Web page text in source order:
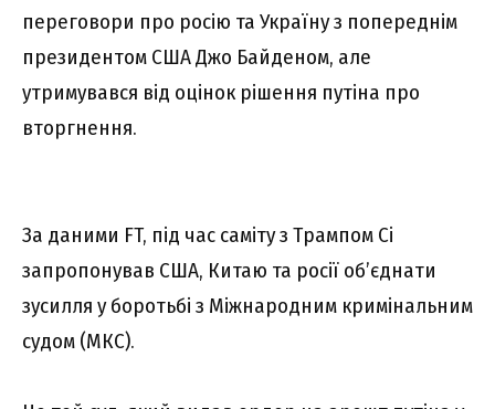
переговори про pосію та Україну з попереднім
президентом США Джо Байденом, але
утримувався від оцінок рішення путіна про
вторгнення.
За даними FT, під час саміту з Трампом Сі
запропонував США, Китаю та росії об’єднати
зусилля у боротьбі з Міжнародним кримінальним
судом (МКС).